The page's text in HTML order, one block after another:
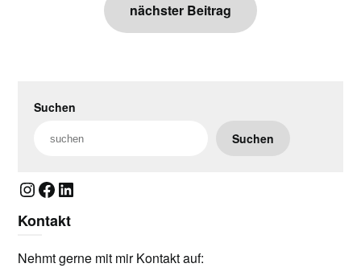
nächster Beitrag
Suchen
Suchen
Instagram
Facebook
LinkedIn
Kontakt
Nehmt gerne mit mir Kontakt auf: